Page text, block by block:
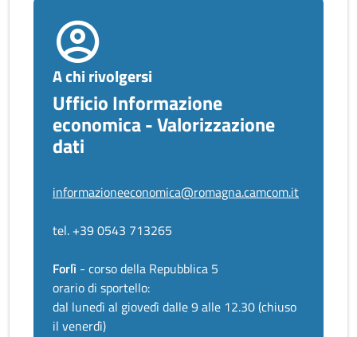
A chi rivolgersi
Ufficio Informazione
economica - Valorizzazione
dati
informazioneeconomica@romagna.camcom.it
tel. +39 0543 713265
Forlì - corso della Repubblica 5
orario di sportello:
dal lunedì al giovedì dalle 9 alle 12.30 (chiuso
il venerdì)